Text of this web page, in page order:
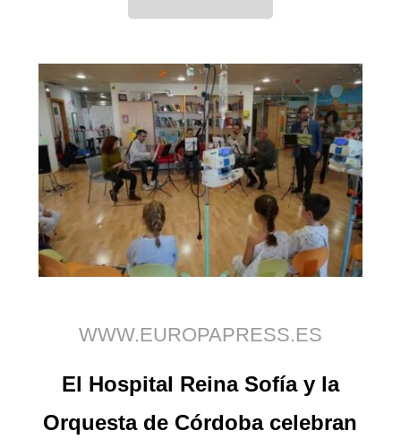
WWW.EUROPAPRESS.ES
El Hospital Reina Sofía y la
Orquesta de Córdoba celebran